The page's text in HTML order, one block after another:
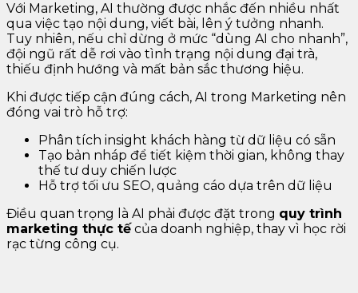
Với Marketing, AI thường được nhắc đến nhiều nhất
qua việc tạo nội dung, viết bài, lên ý tưởng nhanh.
Tuy nhiên, nếu chỉ dừng ở mức “dùng AI cho nhanh”,
đội ngũ rất dễ rơi vào tình trạng nội dung đại trà,
thiếu định hướng và mất bản sắc thương hiệu.
Khi được tiếp cận đúng cách, AI trong Marketing nên
đóng vai trò hỗ trợ:
Phân tích insight khách hàng từ dữ liệu có sẵn
Tạo bản nháp để tiết kiệm thời gian, không thay
thế tư duy chiến lược
Hỗ trợ tối ưu SEO, quảng cáo dựa trên dữ liệu
Điều quan trọng là AI phải được đặt trong quy trình
marketing thực tế của doanh nghiệp, thay vì học rời
rạc từng công cụ.